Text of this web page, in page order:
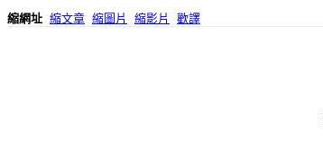
縮網址 縮文章 縮圖片 縮影片 歡譯